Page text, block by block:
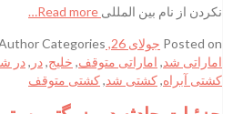
نکردن از نام بین المللی
Posted on جولای 26, 2016 Categories
اماراتی شد, اماراتی متوقف, خلیج,در ,در
کشتی آبراه,کشتی شد,کشتی متوقف